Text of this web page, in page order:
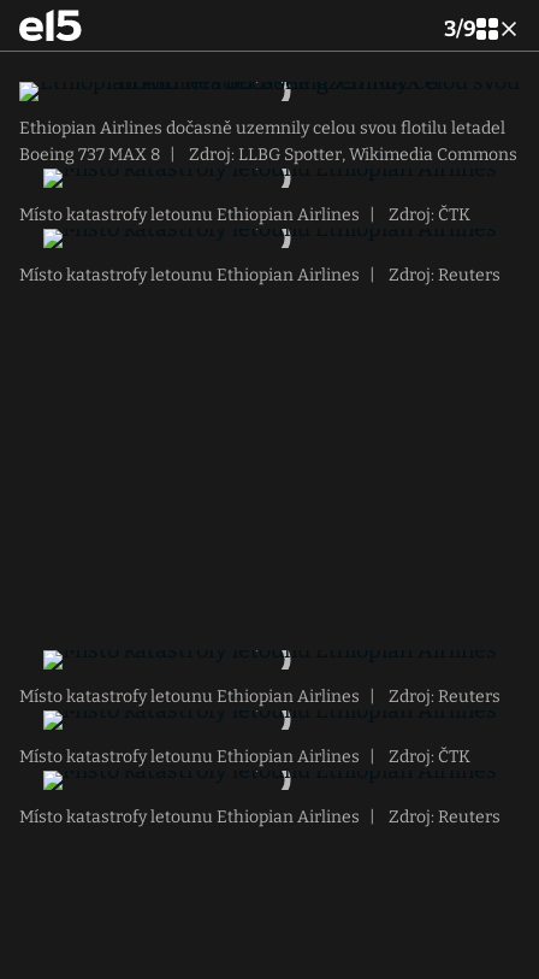
3/9
Ethiopian Airlines dočasně uzemnily celou svou flotilu letadel
Boeing 737 MAX 8
Zdroj: LLBG Spotter, Wikimedia Commons
Místo katastrofy letounu Ethiopian Airlines Zdroj: ČTK
Místo katastrofy letounu Ethiopian Airlines Zdroj: Reuters
Místo katastrofy letounu Ethiopian Airlines Zdroj: Reuters
Místo katastrofy letounu Ethiopian Airlines Zdroj: ČTK
Místo katastrofy letounu Ethiopian Airlines Zdroj: Reuters